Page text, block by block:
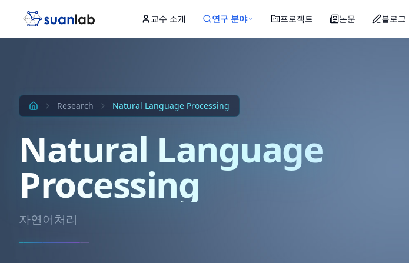
교수 소개 연구 분야 프로젝트 논문 블로그
Research Natural Language Processing
Natural Language
Processing
자연어처리